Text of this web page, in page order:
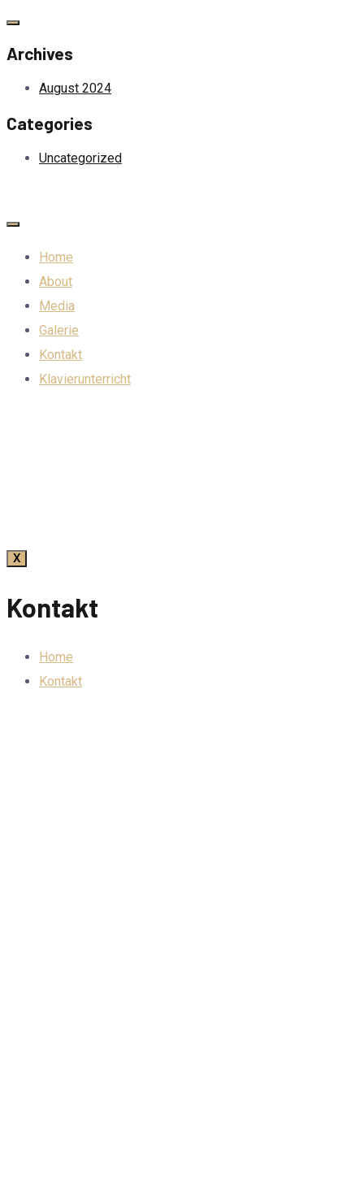
Archives
August 2024
Categories
Uncategorized
Home
About
Media
Galerie
Kontakt
Klavierunterricht
X
Kontakt
Home
Kontakt